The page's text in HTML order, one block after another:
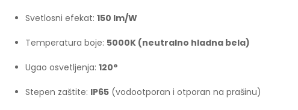
Svetlosni efekat: 150 lm/W
Temperatura boje: 5000K (neutralno hladna bela)
Ugao osvetljenja: 120°
Stepen zaštite: IP65 (vodootporan i otporan na prašinu)